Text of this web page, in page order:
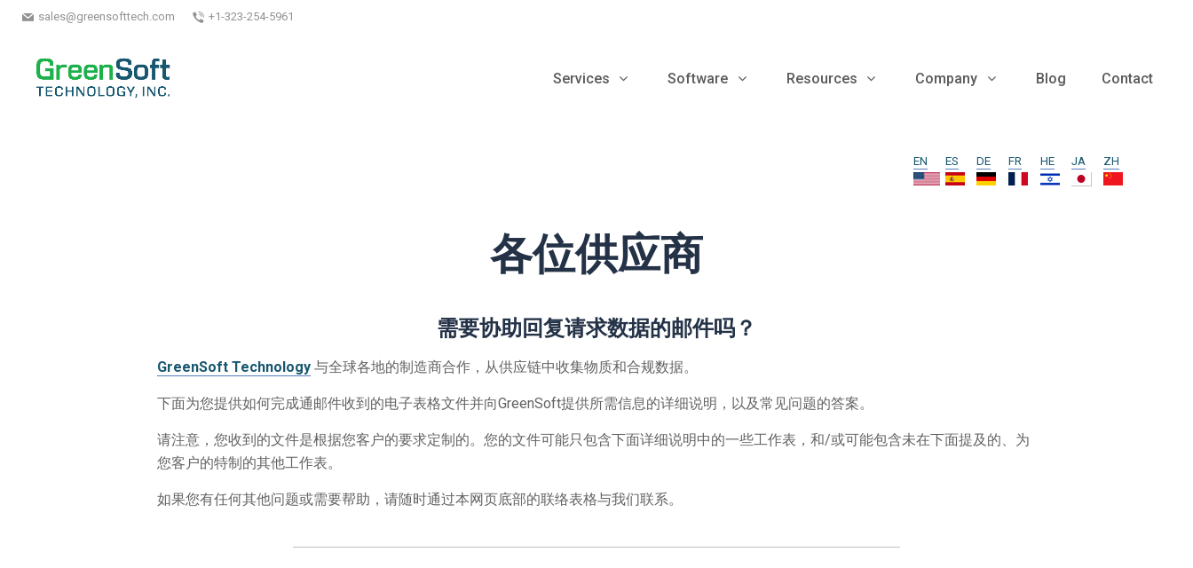
sales@greensofttech.com +1-323-254-5961
Services Software Resources Company Blog Contact
EN ES DE FR HE JA ZH
各位供应商
需要协助回复请求数据的邮件吗？
GreenSoft Technology 与全球各地的制造商合作，从供应链中收集物质和合规数据。
下面为您提供如何完成通邮件收到的电子表格文件并向GreenSoft提供所需信息的详细说明，以及常见问题的答案。
请注意，您收到的文件是根据您客户的要求定制的。您的文件可能只包含下面详细说明中的一些工作表，和/或可能包含未在下面提及的、为
您客户的特制的其他工作表。
如果您有任何其他问题或需要帮助，请随时通过本网页底部的联络表格与我们联系。